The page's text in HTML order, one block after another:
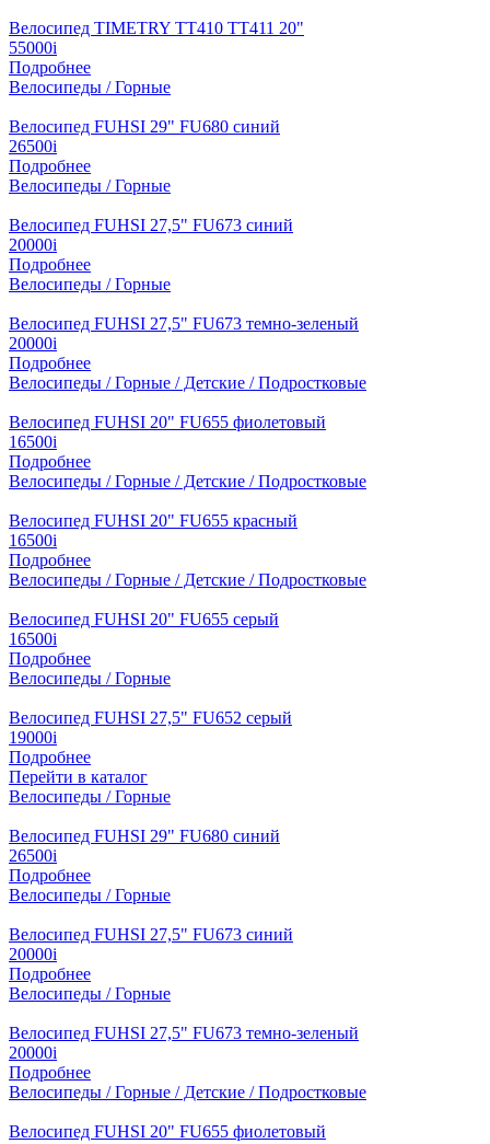
Велосипед TIMETRY TT410 TT411 20"
55000i
Подробнее
Велосипеды / Горные
Велосипед FUHSI 29" FU680 синий
26500i
Подробнее
Велосипеды / Горные
Велосипед FUHSI 27,5" FU673 синий
20000i
Подробнее
Велосипеды / Горные
Велосипед FUHSI 27,5" FU673 темно-зеленый
20000i
Подробнее
Велосипеды / Горные / Детские / Подростковые
Велосипед FUHSI 20" FU655 фиолетовый
16500i
Подробнее
Велосипеды / Горные / Детские / Подростковые
Велосипед FUHSI 20" FU655 красный
16500i
Подробнее
Велосипеды / Горные / Детские / Подростковые
Велосипед FUHSI 20" FU655 серый
16500i
Подробнее
Велосипеды / Горные
Велосипед FUHSI 27,5" FU652 серый
19000i
Подробнее
Перейти в каталог
Велосипеды / Горные
Велосипед FUHSI 29" FU680 синий
26500i
Подробнее
Велосипеды / Горные
Велосипед FUHSI 27,5" FU673 синий
20000i
Подробнее
Велосипеды / Горные
Велосипед FUHSI 27,5" FU673 темно-зеленый
20000i
Подробнее
Велосипеды / Горные / Детские / Подростковые
Велосипед FUHSI 20" FU655 фиолетовый